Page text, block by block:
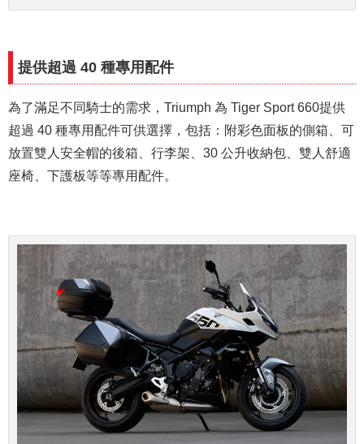
提供超過 40 種專用配件
為了滿足不同騎士的需求，Triumph 為 Tiger Sport 660提供
超過 40 種專用配件可供選擇，包括：附彩色面板的側箱、可
放置雙人安全帽的後箱、行李架、30 公升收納包、雙人舒適
座椅、下護板等等專用配件。